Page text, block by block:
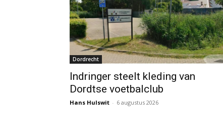
Dordrecht
Indringer steelt kleding van
Dordtse voetbalclub
Hans Hulswit - 6 augustus 2026